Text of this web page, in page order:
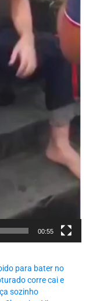
00:55
para bater no
corre cai e
sozinho